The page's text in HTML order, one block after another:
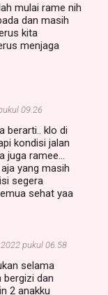
mulai rame nih
dan masih
kita
menjaga
09.26
berarti.. klo di
kondisi jalan
ramee...
yang masih
segera
sehat yaa
pukul 06.58
selama
bergizi dan
2 anakku